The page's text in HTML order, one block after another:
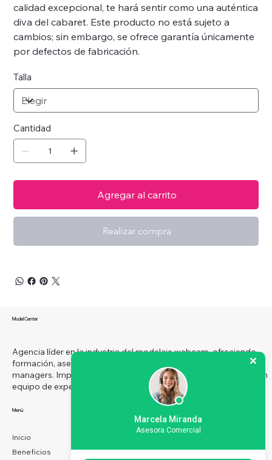
calidad excepcional, te hará sentir como una auténtica
diva del cabaret. Este producto no está sujeto a
cambios; sin embargo, se ofrece garantía únicamente
por defectos de fabricación.
Talla
Cantidad
Agregar al carrito
Realizar compra
Model Center
Agencia líder en la industria del modelaje webcam, ofreciendo
formación, asesoría y monetización para modelos, estudios y
managers. Impulsamos el éxito con estrategias innovadoras y un
equipo de expertos.
Menú
Inicio
Beneficios
Facebook
Instagram
X
Marcela Miranda
Asesora Comercial